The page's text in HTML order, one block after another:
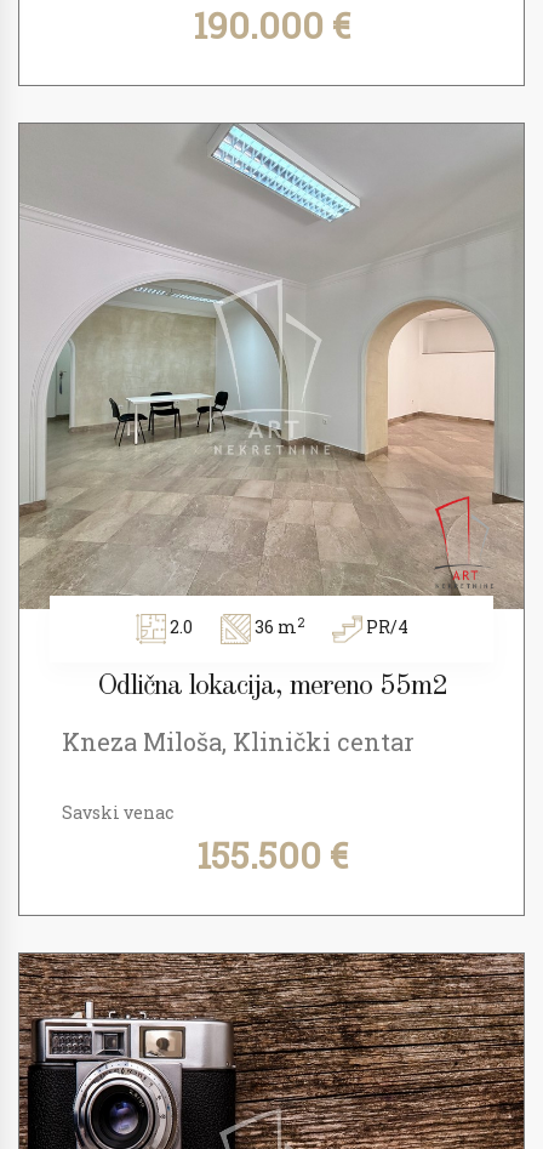
190.000 €
2.0 36 m2 PR/4
Odlična lokacija, mereno 55m2
Kneza Miloša, Klinički centar
Savski venac
155.500 €